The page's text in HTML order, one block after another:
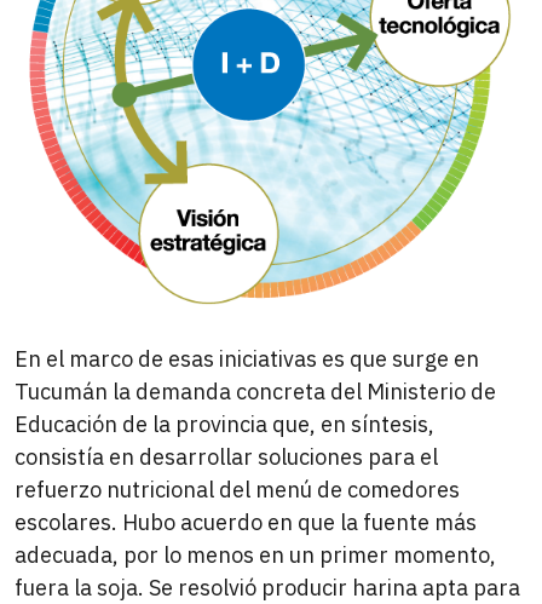
En el marco de esas iniciativas es que surge en
Tucumán la demanda concreta del Ministerio de
Educación de la provincia que, en síntesis,
consistía en desarrollar soluciones para el
refuerzo nutricional del menú de comedores
escolares. Hubo acuerdo en que la fuente más
adecuada, por lo menos en un primer momento,
fuera la soja. Se resolvió producir harina apta para